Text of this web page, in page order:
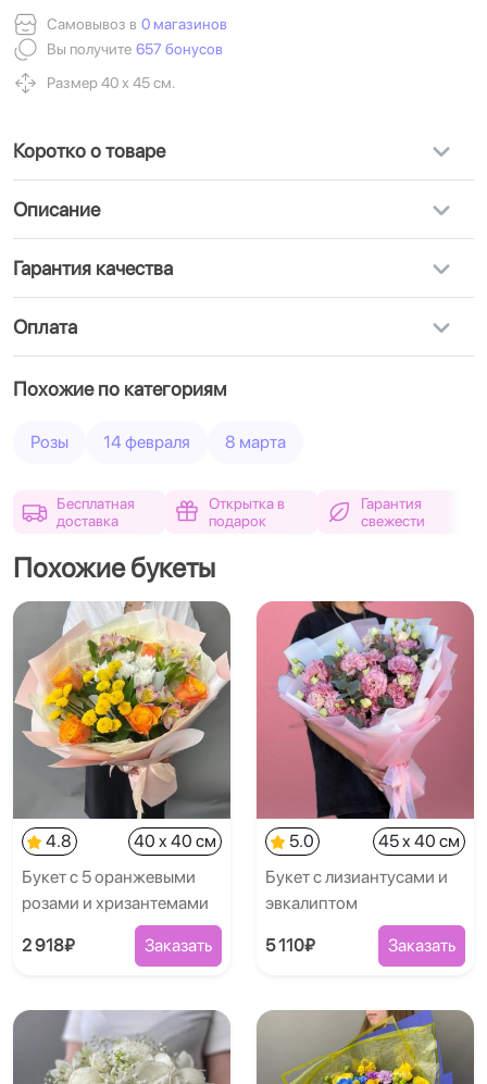
Самовывоз в 0 магазинов
Вы получите 657 бонусов
Размер 40 х 45 см.
Коротко о товаре
Описание
Гарантия качества
Оплата
Похожие по категориям
Розы 14 февраля 8 марта
Бесплатная
доставка
Открытка в
подарок
Гарантия
свежести
Похожие букеты
4.8
40 x 40 см
Букет с 5 оранжевыми
розами и хризантемами
2 918₽ Заказать
5.0
45 x 40 см
Букет с лизиантусами и
эвкалиптом
5 110₽ Заказать